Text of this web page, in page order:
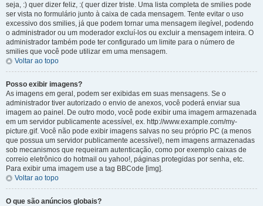
seja, :) quer dizer feliz, :( quer dizer triste. Uma lista completa de smilies pode
ser vista no formulário junto à caixa de cada mensagem. Tente evitar o uso
excessivo dos smilies, já que podem tornar uma mensagem ilegível, podendo
o administrador ou um moderador excluí-los ou excluir a mensagem inteira. O
administrador também pode ter configurado um limite para o número de
smilies que você pode utilizar em uma mensagem.
Voltar ao topo
Posso exibir imagens?
As imagens em geral, podem ser exibidas em suas mensagens. Se o
administrador tiver autorizado o envio de anexos, você poderá enviar sua
imagem ao painel. De outro modo, você pode exibir uma imagem armazenada
em um servidor publicamente acessível, ex. http://www.example.com/my-
picture.gif. Você não pode exibir imagens salvas no seu próprio PC (a menos
que possua um servidor publicamente acessível), nem imagens armazenadas
sob mecanismos que requeiram autenticação, como por exemplo caixas de
correio eletrônico do hotmail ou yahoo!, páginas protegidas por senha, etc.
Para exibir uma imagem use a tag BBCode [img].
Voltar ao topo
O que são anúncios globais?